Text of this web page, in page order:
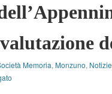
Memoria, Monzuno,